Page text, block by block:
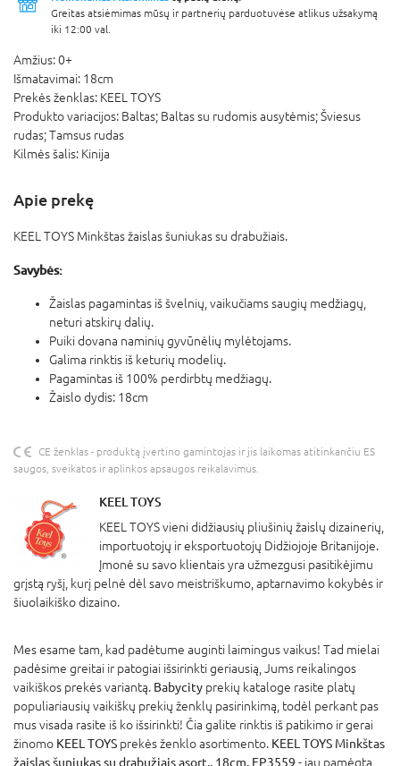
Greitas atsiėmimas mūsų ir partnerių parduotuvėse atlikus užsakymą
iki 12:00 val.
Amžius:0+
Išmatavimai: 18cm
Prekės ženklas: KEEL TOYS
Produkto variacijos: Baltas; Baltas su rudomis ausytėmis; Šviesus
rudas; Tamsus rudas
Kilmės šalis: Kinija
Apie prekę
KEEL TOYS Minkštas žaislas šuniukas su drabužiais.
Savybės:
Žaislas pagamintas iš švelnių, vaikučiams saugių medžiagų,
neturi atskirų dalių.
Puiki dovana naminių gyvūnėlių mylėtojams.
Galima rinktis iš keturių modelių.
Pagamintas iš 100% perdirbtų medžiagų.
Žaislo dydis: 18cm
CE ženklas - produktą įvertino gamintojas ir jis laikomas atitinkančiu ES
saugos, sveikatos ir aplinkos apsaugos reikalavimus.
KEEL TOYS
KEEL TOYS vieni didžiausių pliušinių žaislų dizainerių,
importuotojų ir eksportuotojų Didžiojoje Britanijoje.
Įmonė su savo klientais yra užmezgusi pasitikėjimu
grįstą ryšį, kurį pelnė dėl savo meistriškumo, aptarnavimo kokybės ir
šiuolaikiško dizaino.
Mes esame tam, kad padėtume auginti laimingus vaikus! Tad mielai
padėsime greitai ir patogiai išsirinkti geriausią, Jums reikalingos
vaikiškos prekės variantą. Babycity prekių kataloge rasite platų
populiariausių vaikiškų prekių ženklų pasirinkimą, todėl perkant pas
mus visada rasite iš ko išsirinkti! Čia galite rinktis iš patikimo ir gerai
žinomo KEEL TOYS prekės ženklo asortimento. KEEL TOYS Minkštas
žaislas šuniukas su drabužiais asort., 18cm, EP3559 - jau pamėgta